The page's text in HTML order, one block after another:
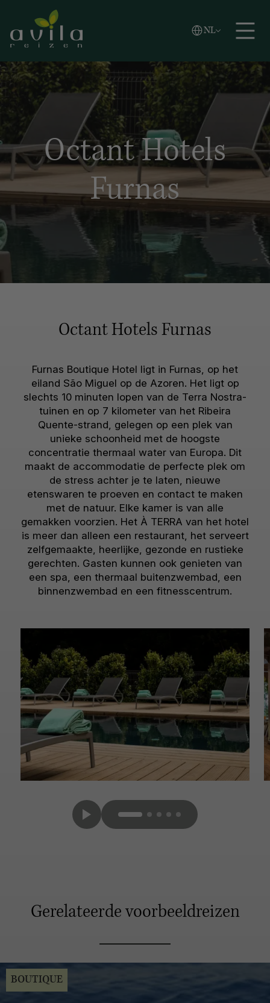
Zoeken
NL
Vlaams
English
Octant Hotels
Furnas
Octant Hotels Furnas
Furnas Boutique Hotel ligt in Furnas, op het
eiland São Miguel op de Azoren. Het ligt op
slechts 10 minuten lopen van de Terra Nostra-
tuinen en op 7 kilometer van het Ribeira
Quente-strand, gelegen op een plek van
unieke schoonheid met de hoogste
concentratie thermaal water van Europa. Dit
maakt de accommodatie de perfecte plek om
de stress achter je te laten, nieuwe
etenswaren te proeven en contact te maken
met de natuur. Elke kamer is van alle
gemakken voorzien. Het À TERRA van het hotel
is meer dan alleen een restaurant, het serveert
zelfgemaakte, heerlijke, gezonde en rustieke
gerechten. Gasten kunnen ook genieten van
een spa, een thermaal buitenzwembad, een
binnenzwembad en een fitnesscentrum.
Gerelateerde voorbeeldreizen
BOUTIQUE